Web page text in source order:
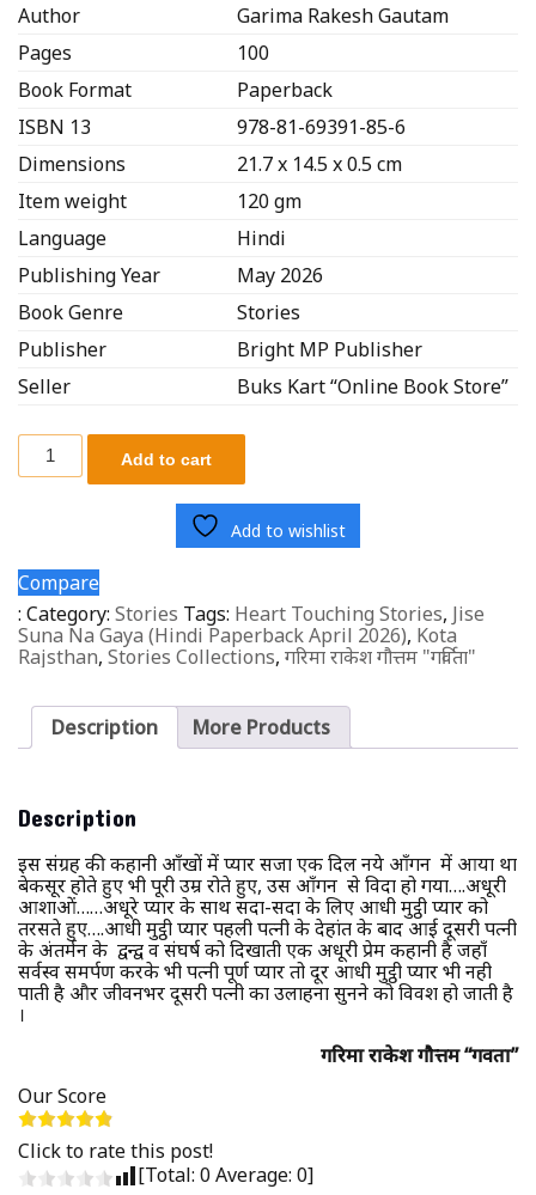
Author
Garima Rakesh Gautam
Pages
100
Book Format
Paperback
ISBN 13
978-81-69391-85-6
Dimensions
21.7 x 14.5 x 0.5 cm
Item weight
120 gm
Language
Hindi
Publishing Year
May 2026
Book Genre
Stories
Publisher
Bright MP Publisher
Seller
Buks Kart “Online Book Store”
Add to cart
Add to wishlist
Compare
: Category: Stories Tags: Heart Touching Stories, Jise
Suna Na Gaya (Hindi Paperback April 2026), Kota
Rajsthan, Stories Collections, गरिमा राकेश गौत्तम "गर्विता"
Description More Products
Description
इस संग्रह की कहानी आँखों में प्यार सजा एक दिल नये आँगन में आया था
बेकसूर होते हुए भी पूरी उम्र रोते हुए, उस आँगन से विदा हो गया….अधूरी
आशाओं……अधूरे प्यार के साथ सदा-सदा के लिए आधी मुट्ठी प्यार को
तरसते हुए….आधी मुट्ठी प्यार पहली पत्नी के देहांत के बाद आई दूसरी पत्नी
के अंतर्मन के द्वन्द्व व संघर्ष को दिखाती एक अधूरी प्रेम कहानी है जहाँ
सर्वस्व समर्पण करके भी पत्नी पूर्ण प्यार तो दूर आधी मुट्ठी प्यार भी नही
पाती है और जीवनभर दूसरी पत्नी का उलाहना सुनने को विवश हो जाती है
।
गरिमा राकेश गौत्तम “गर्विता”
Our Score
Click to rate this post!
[Total: 0Average: 0]